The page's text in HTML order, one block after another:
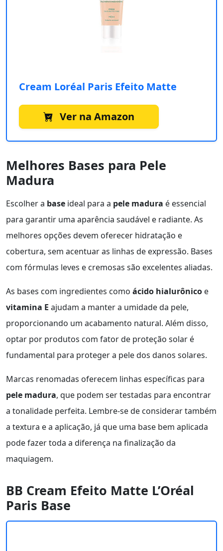
Cream Loréal Paris Efeito Matte
Ver na Amazon
Melhores Bases para Pele
Madura
Escolher a base ideal para a pele madura é essencial
para garantir uma aparência saudável e radiante. As
melhores opções devem oferecer hidratação e
cobertura, sem acentuar as linhas de expressão. Bases
com fórmulas leves e cremosas são excelentes aliadas.
As bases com ingredientes como ácido hialurônico e
vitamina E ajudam a manter a umidade da pele,
proporcionando um acabamento natural. Além disso,
optar por produtos com fator de proteção solar é
fundamental para proteger a pele dos danos solares.
Marcas renomadas oferecem linhas específicas para
pele madura, que podem ser testadas para encontrar
a tonalidade perfeita. Lembre-se de considerar também
a textura e a aplicação, já que uma base bem aplicada
pode fazer toda a diferença na finalização da
maquiagem.
BB Cream Efeito Matte L’Oréal
Paris Base